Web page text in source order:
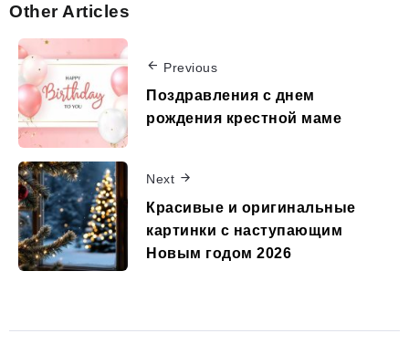
Other Articles
Previous
Поздравления с днем
рождения крестной маме
Next
Красивые и оригинальные
картинки с наступающим
Новым годом 2026